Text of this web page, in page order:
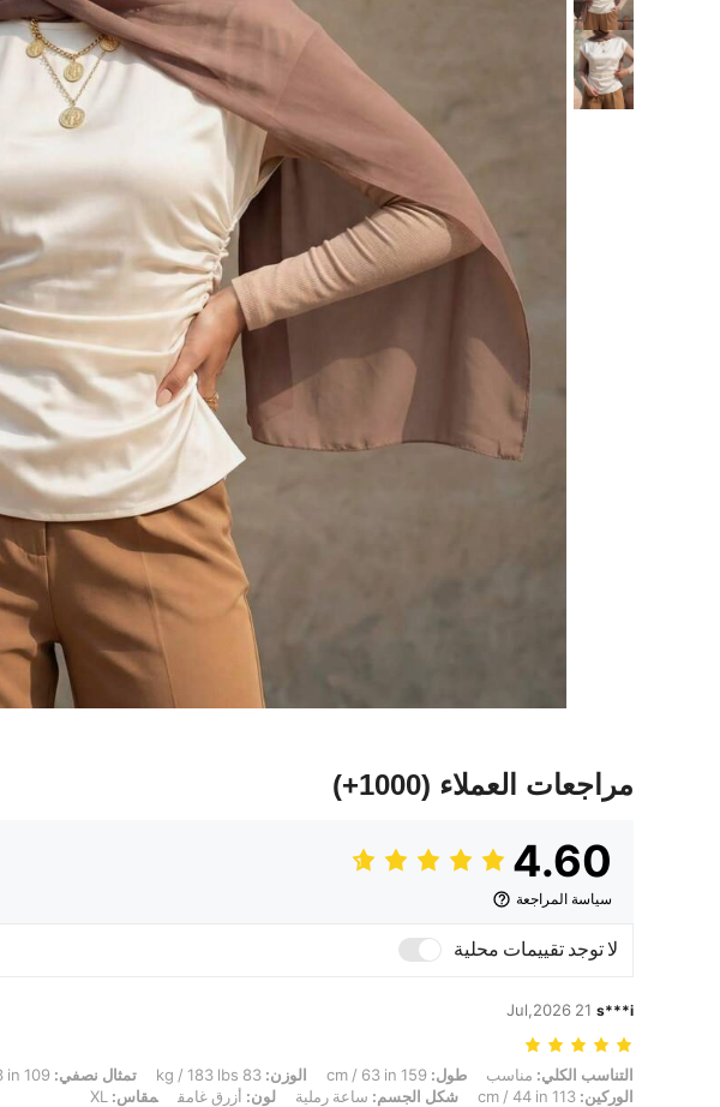
مراجعات العملاء (1000+)
4.60
سياسة المراجعة
لا توجد تقييمات محلية
s***i
21 Jul,2026
التناسب الكلي: مناسب, طول: 159 cm / 63 in, الوزن: 83 kg / 183 lbs, تمثال نصفي: 109 cm / 43 in, الخصر: 90 cm / 35 in, الوركين: 113 cm / 44 in, شكل الجسم: ساعة رملية, لون: أزرق غامق, مقاس: XL
التناسب الكلي: مناسب طول: الوزن: تمثال نصفي:
الوركين:
شكل الجسم: ساعة رملية لون: أزرق غامق مقاس: